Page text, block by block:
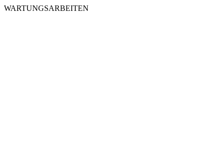
WARTUNGSARBEITEN